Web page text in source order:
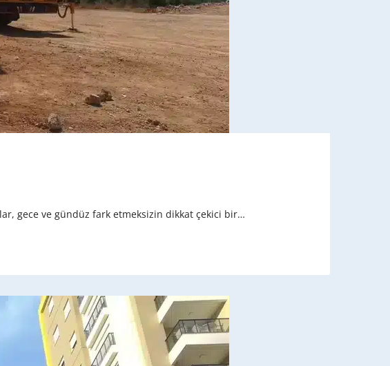
gece ve gündüz fark etmeksizin dikkat çekici bir…